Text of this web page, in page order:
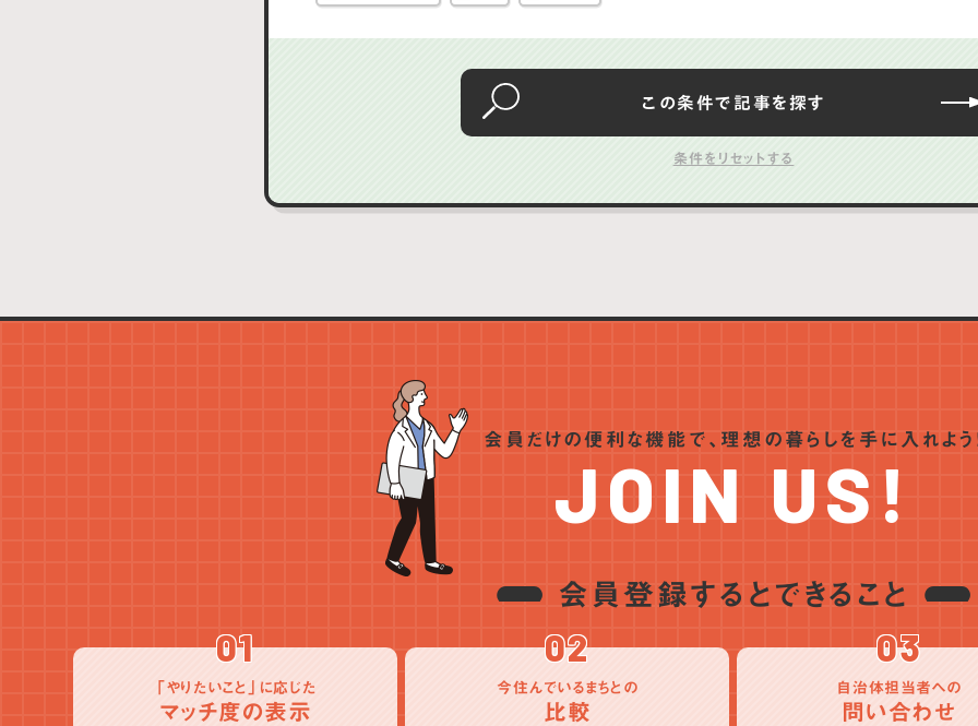
この条件で 記事を探す
会員だけの便利な機能で、 理想の暮らしを手に入れよう
JOIN US!
会員登録するとできること
01
「やりたいこと」に応じた
マッチ度の表示
02
今住んでいるまちとの
比較
03
自治体担当者への
問い合わせ